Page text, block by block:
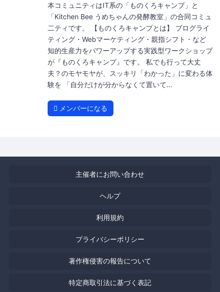
本コミュニティはIT系の「ものくろキャンプ」と
「Kitchen Bee うめちゃんの発酵教室」の合同コミュ
二ティです。 【ものくろキャンプとは】 ブログライ
ティング・Webマーケティング・親指シフト・など
知的生産力をパワーアップする実践型ワークショップ
が『ものくろキャンプ』です。 私でも行って大丈
夫？のモヤモヤが、スッキリ「わかった」に変わる体
験を 「自分だけが分からなくて置いて...
メンバーになる
主催者にお問い合わせ
ヘルプ
利用規約
プライバシーポリシー
著作権侵害の報告について
特定商取引法に基づく表記